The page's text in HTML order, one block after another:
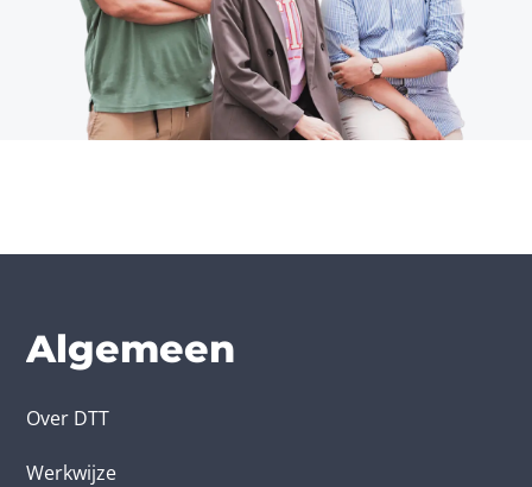
Algemeen
Over DTT
Werkwijze